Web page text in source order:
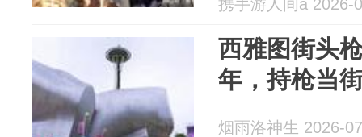
携手游人间a 2026-
西雅图街头
年，持枪当
烟雨洛神生 2026-